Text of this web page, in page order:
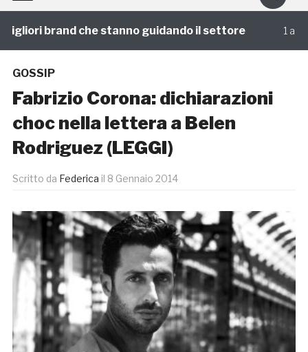
brand che stanno guidando il settore 1 annofa
GOSSIP
Fabrizio Corona: dichiarazioni
choc nella lettera a Belen
Rodriguez (LEGGI)
Scritto da Federica il 8 Gennaio 2014